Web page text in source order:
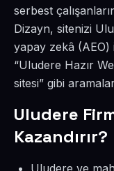
serbest
Dizayn, sitenizi
yapay zekâ
“Uludere Hazır
sitesi” gibi
Uludere
Kazandırır?
Uludere ve